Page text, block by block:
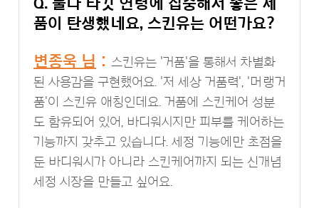
Q. 둘다 타깃 연령에 집중해서 좋은 제
품이 탄생했네요, 스킨유는 어떤가요?
변종욱 님 :
스킨유는 '거품'을 통해서 차별화
된 사용감을 구현했어요. '저 세상 거품력', '머랭거
품'이 스킨유 애칭인데요. 거품에 스킨케어 성분
도 함유되어 있어, 바디워시지만 피부를 케어하는
기능까지 갖추고 있습니다. 세정 기능에만 초점을
둔 바디워시가 아니라 스킨케어까지 되는 신개념
세정 시장을 만들고 싶어요.